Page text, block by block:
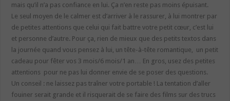
mais qu’il n’a pas confiance en lui. Ça n’en reste pas moins épuisant.
Le seul moyen de le calmer est d’arriver à le rassurer, à lui montrer par
de petites attentions que celui qui fait battre votre petit cœur, c’est lui
et personne d’autre. Pour ça, rien de mieux que des petits textos dans
la journée quand vous pensez à lui, un tête-à-tête romantique, un petit
cadeau pour fêter vos 3 mois/6 mois/1 an… En gros, usez des petites
attentions pour ne pas lui donner envie de se poser des questions.
Un conseil : ne laissez pas traîner votre portable ! La tentation d’aller
fouiner serait grande et il risquerait de se faire des films sur des trucs